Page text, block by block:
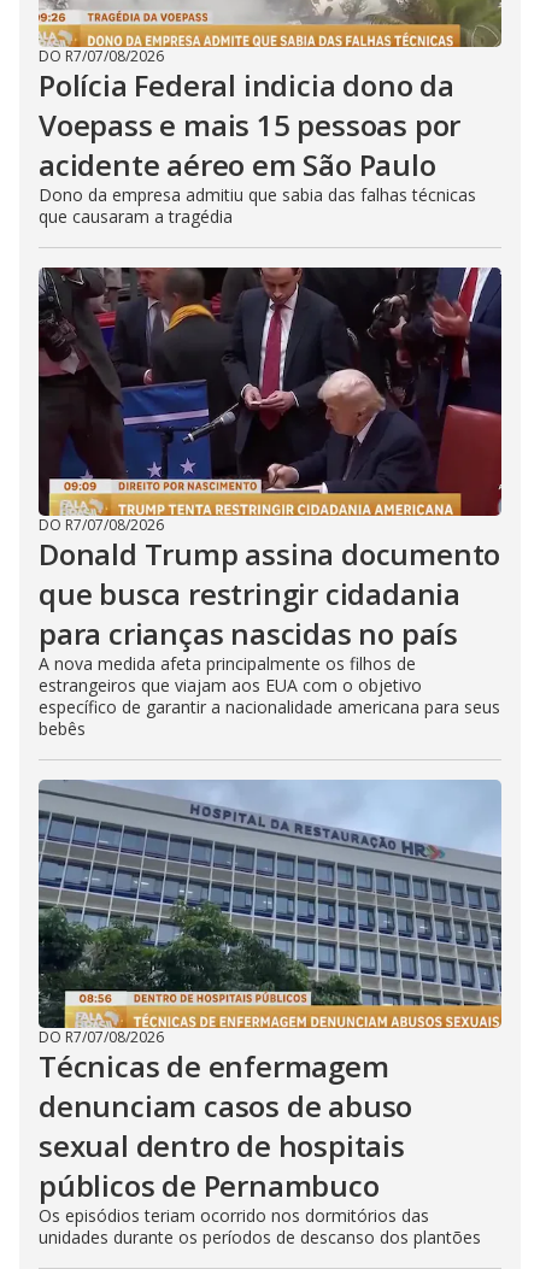
DO R7/07/08/2026
Polícia Federal indicia dono da
Voepass e mais 15 pessoas por
acidente aéreo em São Paulo
Dono da empresa admitiu que sabia das falhas técnicas
que causaram a tragédia
DO R7/07/08/2026
Donald Trump assina documento
que busca restringir cidadania
para crianças nascidas no país
A nova medida afeta principalmente os filhos de
estrangeiros que viajam aos EUA com o objetivo
específico de garantir a nacionalidade americana para seus
bebês
DO R7/07/08/2026
Técnicas de enfermagem
denunciam casos de abuso
sexual dentro de hospitais
públicos de Pernambuco
Os episódios teriam ocorrido nos dormitórios das
unidades durante os períodos de descanso dos plantões